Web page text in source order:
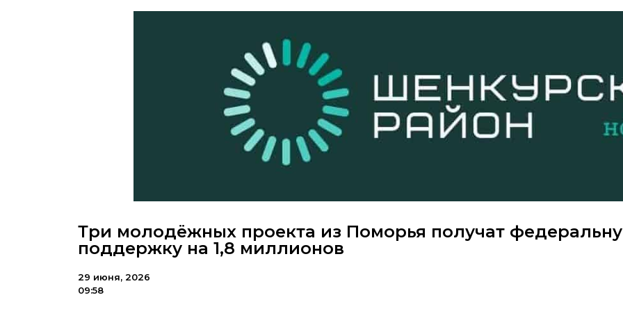
Три молодёжных проекта из Поморья получат
поддержку на 1,8 миллионов
29 июня, 2026
09:58